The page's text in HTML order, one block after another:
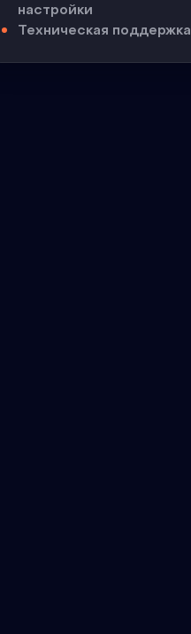
настройки
Техническая поддержка